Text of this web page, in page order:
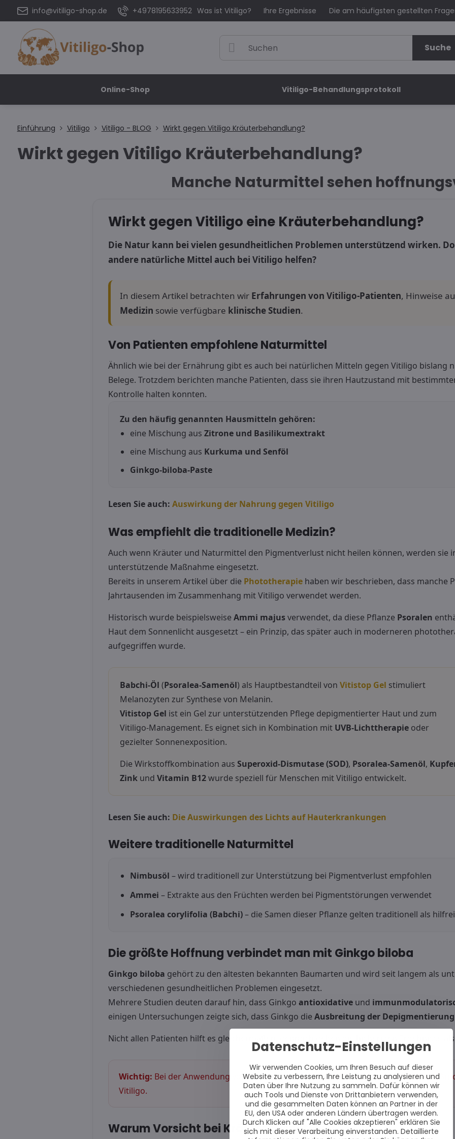
info@vitiligo-shop.de +4978195633952 Was ist Vitiligo? Ihre Ergebnisse Die am häufigsten gestellten
Suche
Online-Shop Vitiligo-Behandlungsprotokoll
Einführung Vitiligo Vitiligo - BLOG Wirkt gegen Vitiligo Kräuterbehandlung?
Wirkt gegen Vitiligo Kräuterbehandlung?
Manche Naturmittel sehen
Wirkt gegen Vitiligo eine Kräuterbehandlung?
Die Natur kann bei vielen gesundheitlichen Problemen unterstützend wirken.
andere natürliche Mittel auch bei Vitiligo helfen?
In diesem Artikel betrachten wir Erfahrungen von Vitiligo-Patienten, Hinweise
Medizin sowie verfügbare klinische Studien.
Von Patienten empfohlene Naturmittel
Ähnlich wie bei der Ernährung gibt es auch bei natürlichen Mitteln gegen Vitiligo bislang
Belege. Trotzdem berichten manche Patienten, dass sie ihren Hautzustand mit
Kontrolle halten konnten.
Zu den häufig genannten Hausmitteln gehören:
eine Mischung aus Zitrone und Basilikumextrakt
eine Mischung aus Kurkuma und Senföl
Ginkgo-biloba-Paste
Lesen Sie auch: Auswirkung der Nahrung gegen Vitiligo
Was empfiehlt die traditionelle Medizin?
Auch wenn Kräuter und Naturmittel den Pigmentverlust nicht heilen können, werden sie
unterstützende Maßnahme eingesetzt.
Bereits in unserem Artikel über die Phototherapiehaben wir beschrieben, dass manche
Jahrtausenden im Zusammenhang mit Vitiligo verwendet werden.
Historisch wurde beispielsweise Ammi majusverwendet, da diese Pflanze Psoralen
Haut dem Sonnenlicht ausgesetzt – ein Prinzip, das später auch in moderneren
aufgegriffen wurde.
Babchi-Öl (Psoralea-Samenöl) als Hauptbestandteil von Vitistop Gel stimuliert
Melanozyten zur Synthese von Melanin.
Vitistop Gel ist ein Gel zur unterstützenden Pflege depigmentierter Haut und zum
Vitiligo-Management. Es eignet sich in Kombination mit UVB-Lichttherapieoder
gezielter Sonnenexposition.
Die Wirkstoffkombination aus Superoxid-Dismutase (SOD), Psoralea-Samenöl,
Zinkund Vitamin B12wurde speziell für Menschen mit Vitiligo entwickelt.
Lesen Sie auch: Die Auswirkungen des Lichts auf Hauterkrankungen
Weitere traditionelle Naturmittel
Nimbusöl – wird traditionell zur Unterstützung bei Pigmentverlust empfohlen
Ammei – Extrakte aus den Früchten werden bei Pigmentstörungen verwendet
Psoralea corylifolia (Babchi)– die Samen dieser Pflanze gelten traditionell als
Die größte Hoffnung verbindet man mit Ginkgo biloba
Ginkgo biloba gehört zu den ältesten bekannten Baumarten und wird seit langem als
verschiedenen gesundheitlichen Problemen eingesetzt.
Mehrere Studien deuten darauf hin, dass Ginkgo antioxidativeund
einigen Untersuchungen zeigte sich, dass Ginkgo die Ausbreitung der
Nicht allen Patienten hilft es gleichermaßen, dennoch gelten die bisherigen Ergebnisse
Wichtig: Bei der Anwendung von Kräutern ist Vorsicht geboten – insbesondere bei
Vitiligo.
Warum Vorsicht bei Kräutern wichtig ist
Datenschutz-Einstellungen
Wir verwenden Cookies, um Ihren Besuch auf dieser
Website zu verbessern, Ihre Leistung zu analysieren und
Daten über Ihre Nutzung zu sammeln. Dafür können wir
auch Tools und Dienste von Drittanbietern verwenden,
und die gesammelten Daten können an Partner in der
EU, den USA oder anderen Ländern übertragen werden.
Durch Klicken auf "Alle Cookies akzeptieren" erklären Sie
sich mit dieser Verarbeitung einverstanden. Detaillierte